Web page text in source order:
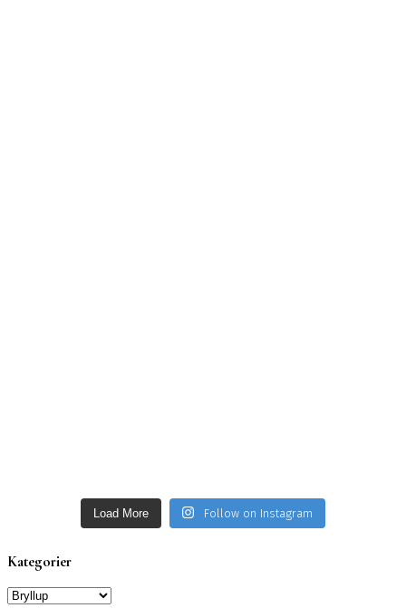
Load More Follow on Instagram
Kategorier
Kategorier